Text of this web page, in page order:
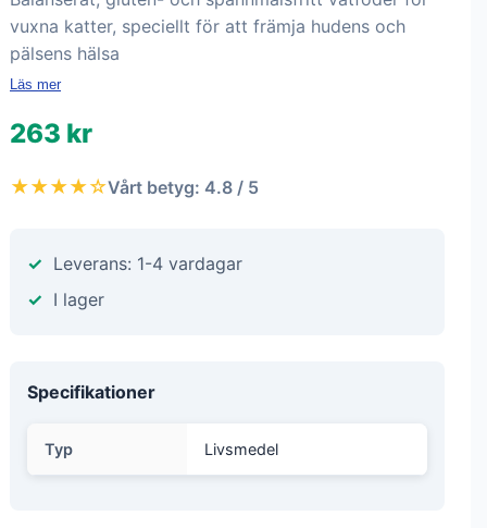
vuxna katter, speciellt för att främja hudens och
pälsens hälsa
Läs mer
263 kr
★★★★☆Vårt betyg: 4.8 / 5
Leverans: 1-4 vardagar
I lager
Specifikationer
Typ Livsmedel